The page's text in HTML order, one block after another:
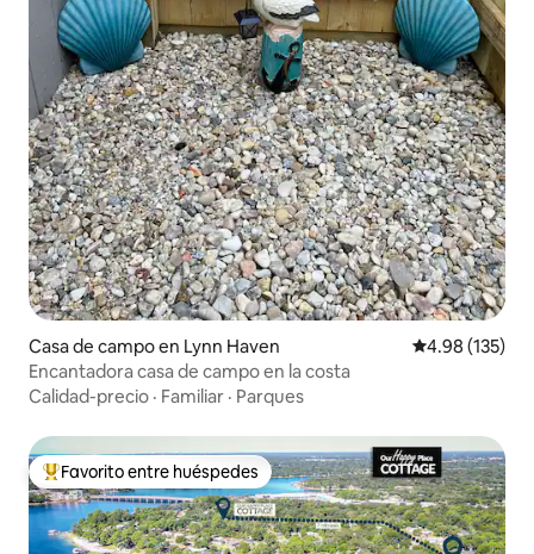
Casa de campo en Lynn Haven Calificación
4.98 (135)
Encantadora casa de campo en la costa
Calidad-precio · Familiar · Parques
Favorito entre huéspedes preferido
Favorito entre huéspedes